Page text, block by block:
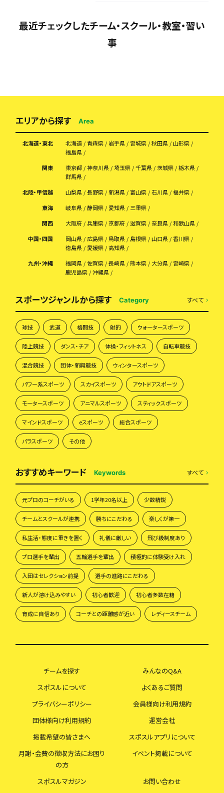
最近チェックしたチーム・スクール・教室・習い
事
エリアから探す Area
北海道・東北 北海道 青森県 岩手県 宮城県 秋田県
山形県
福島県
関東
東京都 神奈川県 埼玉県 千葉県 茨城県
栃木県
群馬県
北陸・甲信越
山梨県 長野県 新潟県 富山県 石川県
福井県
東海
岐阜県 静岡県 愛知県
三重県
関西
大阪府 兵庫県 京都府 滋賀県 奈良県
和歌山県
中国・四国
岡山県 広島県 鳥取県 島根県 山口県
香川県
徳島県
愛媛県
高知県
九州・沖縄
福岡県 佐賀県 長崎県 熊本県 大分県
宮崎県
鹿児島県
沖縄県
スポーツジャンルから探す Category すべて
球技 武道 格闘技 射的 ウォータースポーツ
陸上競技 ダンス・チア 体操・フィットネス 自転車競技
混合競技 団体・新興競技 ウィンタースポーツ
パワー系スポーツ スカイスポーツ アウトドアスポーツ
モータースポーツ アニマルスポーツ スティックスポーツ
マインドスポーツ eスポーツ 総合スポーツ
パラスポーツ その他
おすすめキーワード Keywords すべて
元プロのコーチがいる 1学年20名以上 少数精鋭
チームとスクールが連携 勝ちにこだわる 楽しくが第一
私生活・態度に重きを置く 礼儀に厳しい 飛び級制度あり
プロ選手を輩出 五輪選手を輩出 積極的に体験受け入れ
入団はセレクション前提 選手の進路にこだわる
新人が溶け込みやすい 初心者歓迎 初心者多数在籍
育成に自信あり コーチとの距離感が近い レディースチーム
チームを探す
みんなのQ&A
スポスルについて
よくあるご質問
プライバシーポリシー
会員様向け利用規約
団体様向け利用規約
運営会社
掲載希望の皆さまへ
スポスルアプリについて
月謝・会費の徴収方法にお困り
の方
イベント掲載について
スポスルマガジン
お問い合わせ